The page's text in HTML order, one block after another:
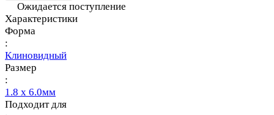
Ожидается поступление
Характеристики
Форма
:
Клиновидный
Размер
:
1.8 x 6.0мм
Подходит для